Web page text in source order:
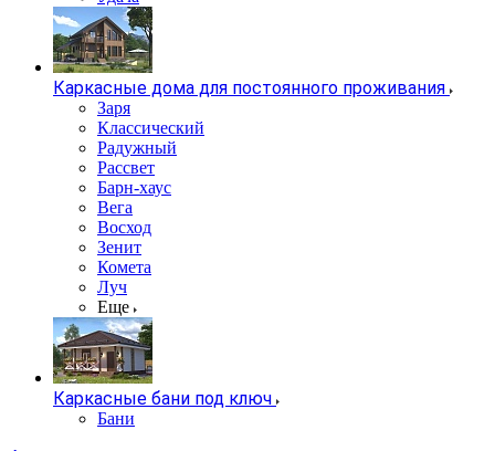
Каркасные дома для постоянного проживания
Заря
Классический
Радужный
Рассвет
Барн-хаус
Вега
Восход
Зенит
Комета
Луч
Еще
Каркасные бани под ключ
Бани